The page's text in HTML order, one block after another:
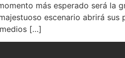
más esperado será
escenario abrirá
[…]